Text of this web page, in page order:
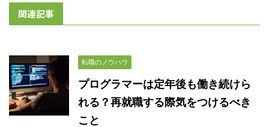
関連記事
転職のノウハウ
プログラマーは定年後も働き続けら
れる？再就職する際気をつけるべき
こと